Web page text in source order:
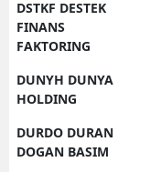
DSTKF DESTEK
FINANS
FAKTORING
DUNYH DUNYA
HOLDING
DURDO DURAN
DOGAN BASIM